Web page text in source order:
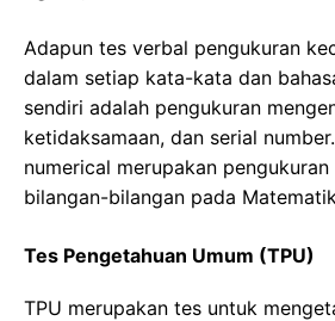
Adapun tes verbal pengukuran
dalam setiap kata-kata dan
sendiri adalah pengukuran
ketidaksamaan, dan serial
numerical merupakan pengukuran
bilangan-bilangan pada
Tes Pengetahuan Umum (TPU)
TPU merupakan tes untuk